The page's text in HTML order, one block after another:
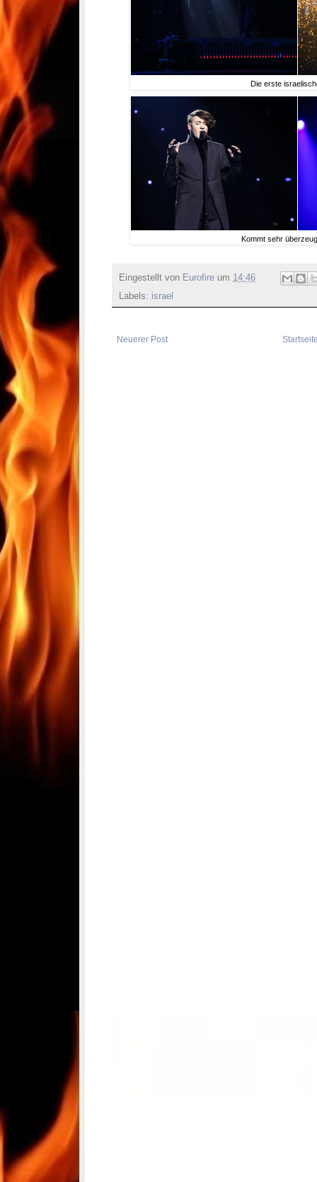
Die erste
Kommt sehr
Eingestellt von Eurofire um 14:46
Labels: israel
Neuerer Post